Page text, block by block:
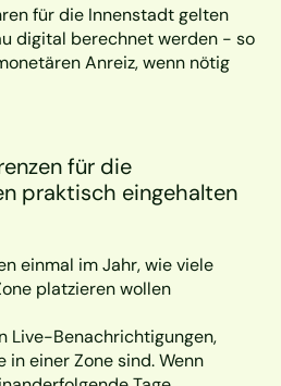
für die Innenstadt gelten
digital berechnet werden - so
Anreiz, wenn nötig
für die
praktisch eingehalten
einmal im Jahr, wie viele
platzieren wollen
Live-Benachrichtigungen,
in einer Zone sind. Wenn